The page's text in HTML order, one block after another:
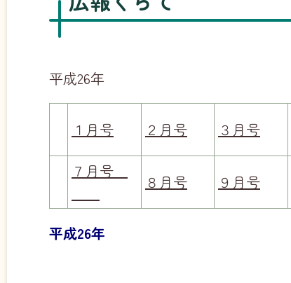
平成26年
１月号 ２月号 ３月号
７月号
８月号 ９月号
平成26年